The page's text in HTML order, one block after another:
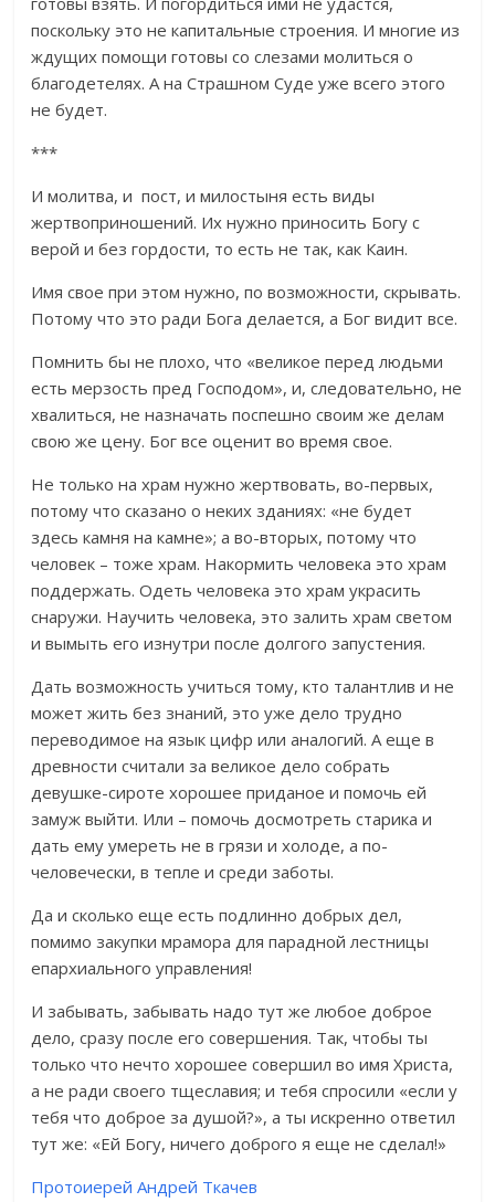
поскольку это не капитальные строения. И многие из
ждущих помощи готовы со слезами молиться о
благодетелях. А на Страшном Суде уже всего этого
не будет.
***
И молитва, и пост, и милостыня есть виды
жертвоприношений. Их нужно приносить Богу с
верой и без гордости, то есть не так, как Каин.
Имя свое при этом нужно, по возможности, скрывать.
Потому что это ради Бога делается, а Бог видит все.
Помнить бы не плохо, что «великое перед людьми
есть мерзость пред Господом», и, следовательно, не
хвалиться, не назначать поспешно своим же делам
свою же цену. Бог все оценит во время свое.
Не только на храм нужно жертвовать, во-первых,
потому что сказано о неких зданиях: «не будет
здесь камня на камне»; а во-вторых, потому что
человек – тоже храм. Накормить человека это храм
поддержать. Одеть человека это храм украсить
снаружи. Научить человека, это залить храм светом
и вымыть его изнутри после долгого запустения.
Дать возможность учиться тому, кто талантлив и не
может жить без знаний, это уже дело трудно
переводимое на язык цифр или аналогий. А еще в
древности считали за великое дело собрать
девушке-сироте хорошее приданое и помочь ей
замуж выйти. Или – помочь досмотреть старика и
дать ему умереть не в грязи и холоде, а по-
человечески, в тепле и среди заботы.
Да и сколько еще есть подлинно добрых дел,
помимо закупки мрамора для парадной лестницы
епархиального управления!
И забывать, забывать надо тут же любое доброе
дело, сразу после его совершения. Так, чтобы ты
только что нечто хорошее совершил во имя Христа,
а не ради своего тщеславия; и тебя спросили «если у
тебя что доброе за душой?», а ты искренно ответил
тут же: «Ей Богу, ничего доброго я еще не сделал!»
Протоиерей Андрей Ткачев